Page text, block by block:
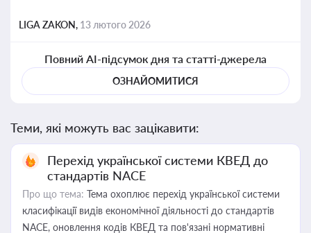
LIGA ZAKON, 13 лютого 2026
Повний AI-підсумок дня та статті-джерела
ОЗНАЙОМИТИСЯ
Теми, які можуть вас зацікавити:
Перехід української системи КВЕД до
стандартів NACE
Про що тема: Тема охоплює перехід української системи
класифікації видів економічної діяльності до стандартів
NACE, оновлення кодів КВЕД та пов'язані нормативні